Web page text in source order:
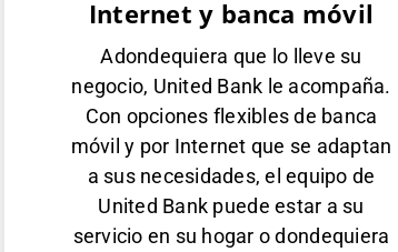
Internet y banca móvil
Adondequiera que lo lleve su
negocio, United Bank le acompaña.
Con opciones flexibles de banca
móvil y por Internet que se adaptan
a sus necesidades, el equipo de
United Bank puede estar a su
servicio en su hogar o dondequiera